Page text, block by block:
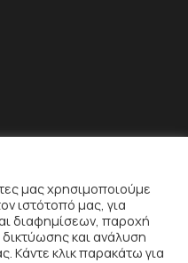
μας χρησιμοποιούμε
ιστότοπό μας, για
διαφημίσεων, παροχή
και ανάλυση
Κάντε κλικ παρακάτω για